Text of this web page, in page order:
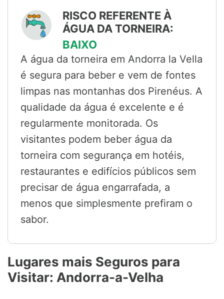
RISCO REFERENTE À
ÁGUA DA TORNEIRA:
BAIXO
A água da torneira em Andorra la Vella
é segura para beber e vem de fontes
limpas nas montanhas dos Pirenéus. A
qualidade da água é excelente e é
regularmente monitorada. Os
visitantes podem beber água da
torneira com segurança em hotéis,
restaurantes e edifícios públicos sem
precisar de água engarrafada, a
menos que simplesmente prefiram o
sabor.
Lugares mais Seguros para
Visitar: Andorra-a-Velha